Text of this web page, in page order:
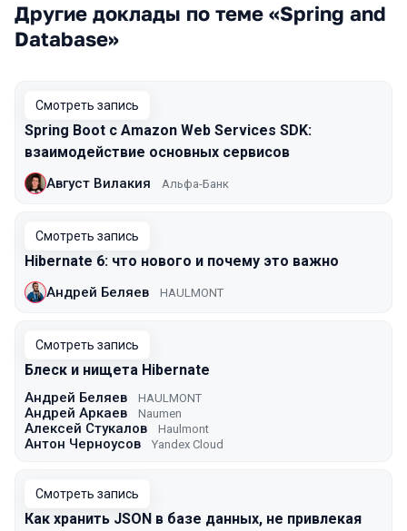
Другие доклады по теме «Spring and
Database»
Смотреть запись
Spring Boot с Amazon Web Services SDK:
взаимодействие основных сервисов
Август Вилакия Альфа-Банк
Смотреть запись
Hibernate 6: что нового и почему это важно
Андрей Беляев HAULMONT
Смотреть запись
Блеск и нищета Hibernate
Андрей Беляев HAULMONT
Андрей Аркаев Naumen
Алексей Стукалов Haulmont
Антон Черноусов Yandex Cloud
Смотреть запись
Как хранить JSON в базе данных, не привлекая